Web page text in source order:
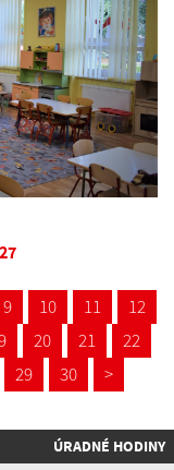
9 10 11
12
20 21
22
29 30 >
ÚRADNÉ HODINY